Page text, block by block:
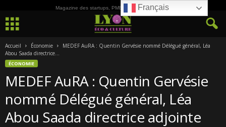
Magazine des startups, PME, ETI et de la Culture
Accueil Économie
MEDEF AuRA : Quentin Gervésie nommé Délégué général, Léa
Abou Saada directrice...
ÉCONOMIE
MEDEF AuRA : Quentin Gervésie
nommé Délégué général, Léa
Abou Saada directrice adjointe
Français